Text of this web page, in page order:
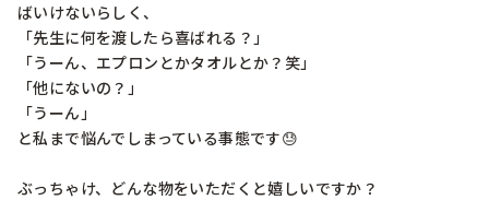
ばいけないらしく、
「先生に何を渡したら喜ばれる？」
「うーん、エプロンとかタオルとか？笑」
「他にないの？」
「うーん」
と私まで悩んでしまっている事態です😓
ぶっちゃけ、どんな物をいただくと嬉しいですか？